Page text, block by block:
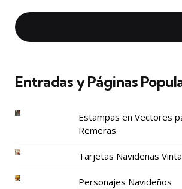
Entradas y Páginas
Estampas en Vectores
Remeras
Tarjetas Navideñas
Personajes Navideños